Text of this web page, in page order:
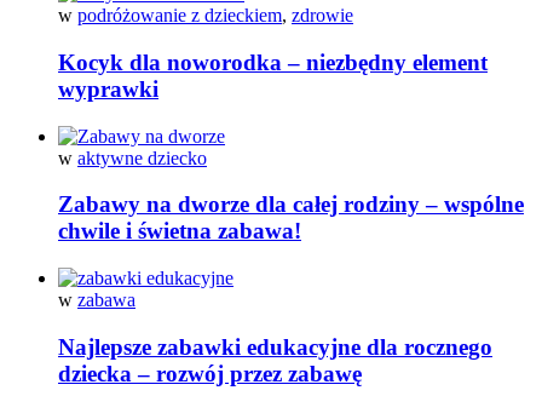
w podróżowanie z dzieckiem, zdrowie
Kocyk dla noworodka – niezbędny element
wyprawki
w aktywne dziecko
Zabawy na dworze dla całej rodziny – wspólne
chwile i świetna zabawa!
w zabawa
Najlepsze zabawki edukacyjne dla rocznego
dziecka – rozwój przez zabawę